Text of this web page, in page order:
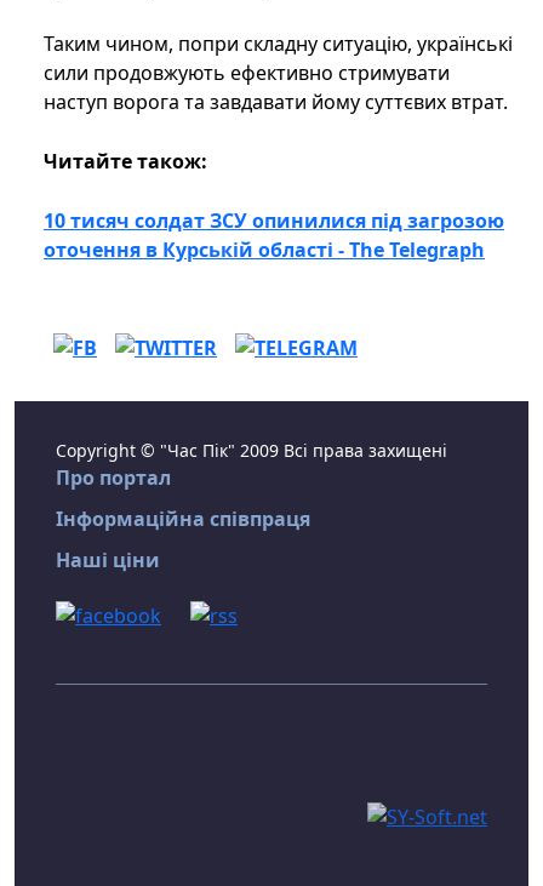
Таким чином, попри складну ситуацію, українські
сили продовжують ефективно стримувати
наступ ворога та завдавати йому суттєвих втрат.
Читайте також:
10 тисяч солдат ЗСУ опинилися під загрозою
оточення в Курській області - The Telegraph
Copyright © "Час Пік" 2009 Всі права захищені
Про портал
Інформаційна співпраця
Наші ціни